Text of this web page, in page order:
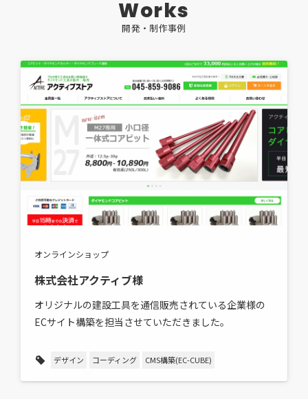
Works
開発・制作事例
オンラインショップ
株式会社アクティブ様
オリジナルの建設工具を通信販売されている企業様の
ECサイト構築を担当させていただきました。
デザイン コーディング CMS構築(EC-CUBE)